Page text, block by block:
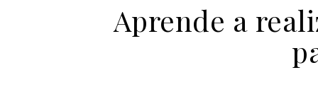
Aprende a